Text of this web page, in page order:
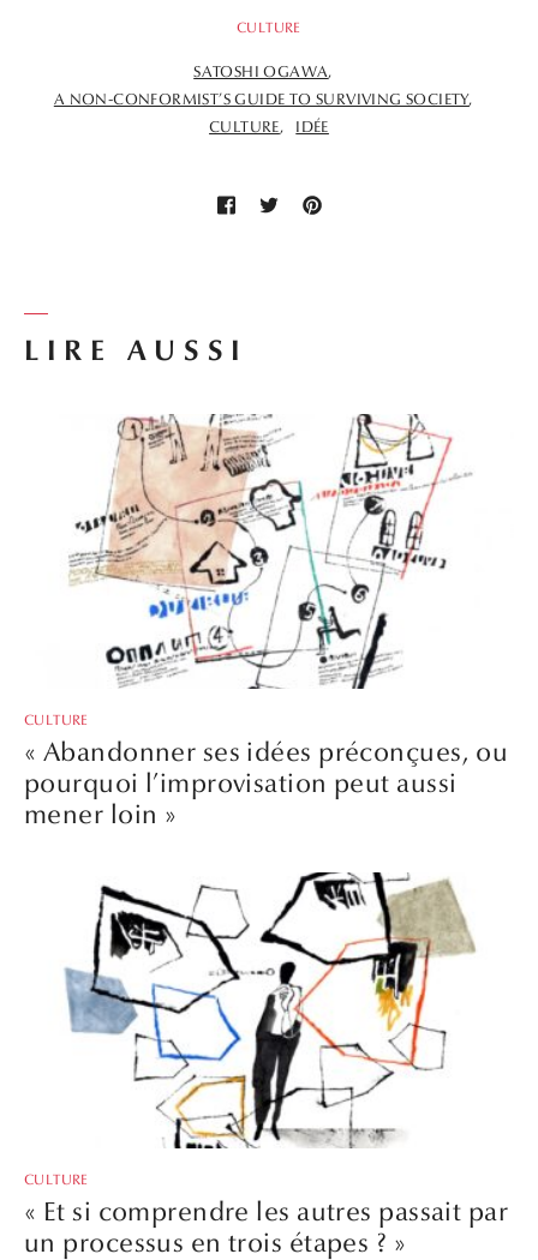
LIRE AUSSI
CULTURE
« Abandonner ses idées préconçues, ou
pourquoi l’improvisation peut aussi
mener loin »
CULTURE
« Et si comprendre les autres passait par
un processus en trois étapes ? »
CULTURE
SATOSHI OGAWA
A NON-CONFORMIST’S GUIDE TO SURVIVING SOCIETY
CULTURE
IDÉE